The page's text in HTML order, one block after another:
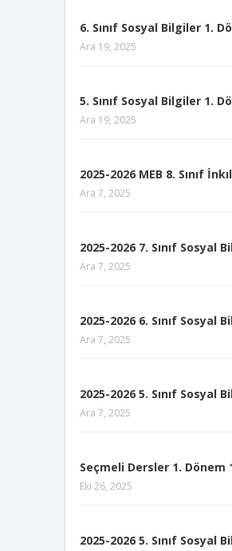
6. Sınıf Sosyal Bilgiler 1.
Ara 19, 2025
5. Sınıf Sosyal Bilgiler 1.
Ara 19, 2025
2025-2026 MEB 8. Sınıf
Ara 7, 2025
2025-2026 7. Sınıf Sosyal
Ara 7, 2025
2025-2026 6. Sınıf Sosyal
Ara 7, 2025
2025-2026 5. Sınıf Sosyal
Ara 7, 2025
Seçmeli Dersler 1. Dönem
Eki 26, 2025
2025-2026 5. Sınıf Sosyal